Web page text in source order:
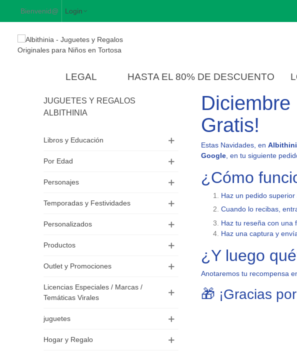
Bienvenid@ Login
LEGAL HASTA EL 80% DE DESCUENTO
JUGUETES Y REGALOS
ALBITHINIA
Libros y Educación
Por Edad
Personajes
Temporadas y Festividades
Personalizados
Productos
Outlet y Promociones
Licencias Especiales / Marcas /
Temáticas Virales
juguetes
Hogar y Regalo
Diciembre
Gratis!
Estas Navidades, en
Google , en tu siguiente
¿Cómo
Haz un pedido superior
Cuando lo recibas,
Haz tu reseña con una
Haz una captura y
¿Y luego
Anotaremos tu recompensa
🎁 ¡Gracias